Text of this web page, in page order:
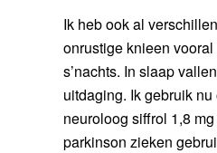
Ik heb ook al
onrustige knieen
s’nachts. In slaap
uitdaging. Ik gebruik
neuroloog siffrol 1,8
parkinson zieken